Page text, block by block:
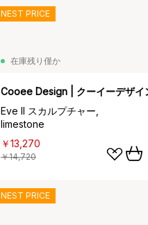
在庫残り僅か
Cooee Design | クーイーデザイ
Eve II スカルプチャー,
limestone
￥13,270
￥14,720
NEST PRICE
NEST PRICE